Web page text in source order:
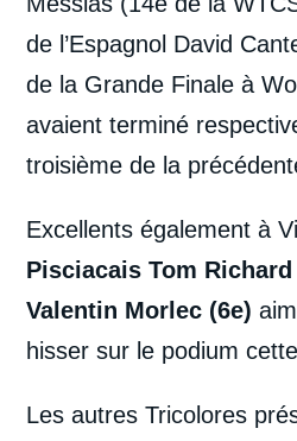
de l’Espagnol David
de la Grande Finale à
avaient terminé
troisième de la
Excellents également à
Pisciacais Tom Richard
Valentin Morlec (6e)
hisser sur le podium
Les autres Tricolores